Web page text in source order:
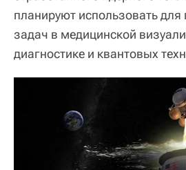
планируют использовать для
задач в медицинской
диагностике и квантовых